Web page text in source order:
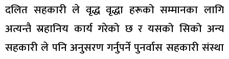
दलित सहकारी ले वृद्ध वृद्धा हरूको सम्मानका लागि
अत्यन्तै स्रहानिय कार्य गरेको छ र यसको सिको अन्य
सहकारी ले पनि अनुसरण गर्नुपर्ने पुनर्वास सहकारी संस्था